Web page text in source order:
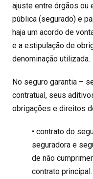
ajuste entre órgãos ou
pública (segurado) e
haja um acordo de
e a estipulação de
denominação utilizada.
No seguro garantia –
contratual, seus
obrigações e direitos
• contrato do
seguradora e
de não
contrato principal.